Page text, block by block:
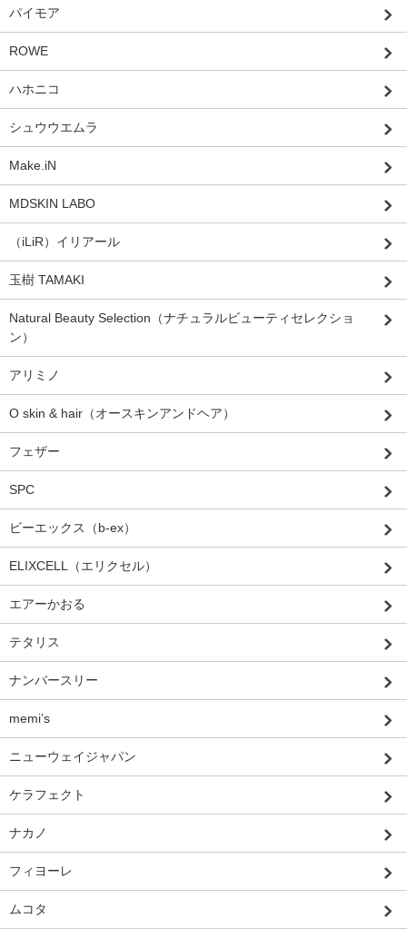
パイモア
ROWE
ハホニコ
シュウウエムラ
Make.iN
MDSKIN LABO
（iLiR）イリアール
玉樹 TAMAKI
Natural Beauty Selection（ナチュラルビューティセレクショ
ン）
アリミノ
O skin & hair（オースキンアンドヘア）
フェザー
SPC
ビーエックス（b-ex）
ELIXCELL（エリクセル）
エアーかおる
テタリス
ナンバースリー
memi’s
ニューウェイジャパン
ケラフェクト
ナカノ
フィヨーレ
ムコタ